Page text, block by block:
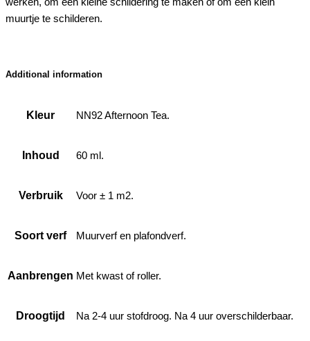
muurtje te schilderen.
Additional information
Kleur NN92 Afternoon Tea.
Inhoud 60 ml.
Verbruik Voor ± 1 m2.
Soort verf Muurverf en plafondverf.
Aanbrengen Met kwast of roller.
Droogtijd Na 2-4 uur stofdroog. Na 4 uur overschilderbaar.